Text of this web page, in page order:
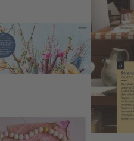
& Co. KG